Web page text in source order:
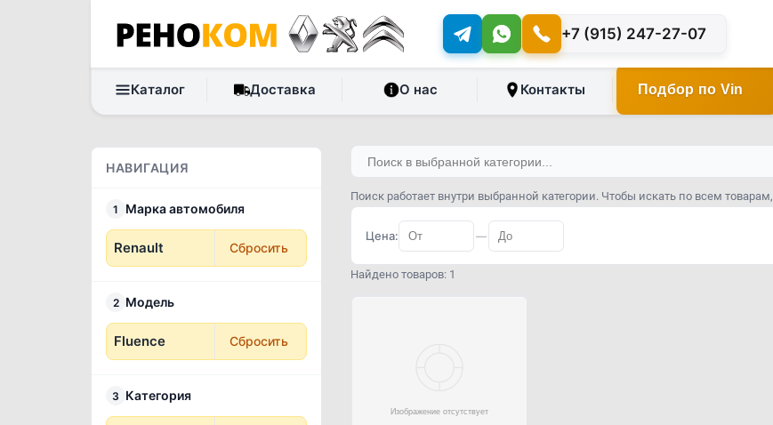
+7 (915) 247-27-07
Каталог Доставка О нас Контакты Подбор по Vin
НАВИГАЦИЯ
1 Марка автомобиля
Renault Сбросить
2 Модель
Fluence Сбросить
3 Категория
Поиск работает внутри выбранной категории. Чтобы искать по всем товарам,
Цена: —
Найдено товаров: 1